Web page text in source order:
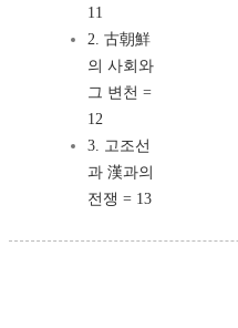
11
2. 古朝鮮
의 사회와
그 변천 =
12
3. 고조선
과 漢과의
전쟁 = 13